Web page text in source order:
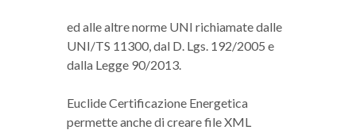
ed alle altre norme UNI richiamate dalle
UNI/TS 11300, dal D. Lgs. 192/2005 e
dalla Legge 90/2013.
Euclide Certificazione Energetica
permette anche di creare file XML